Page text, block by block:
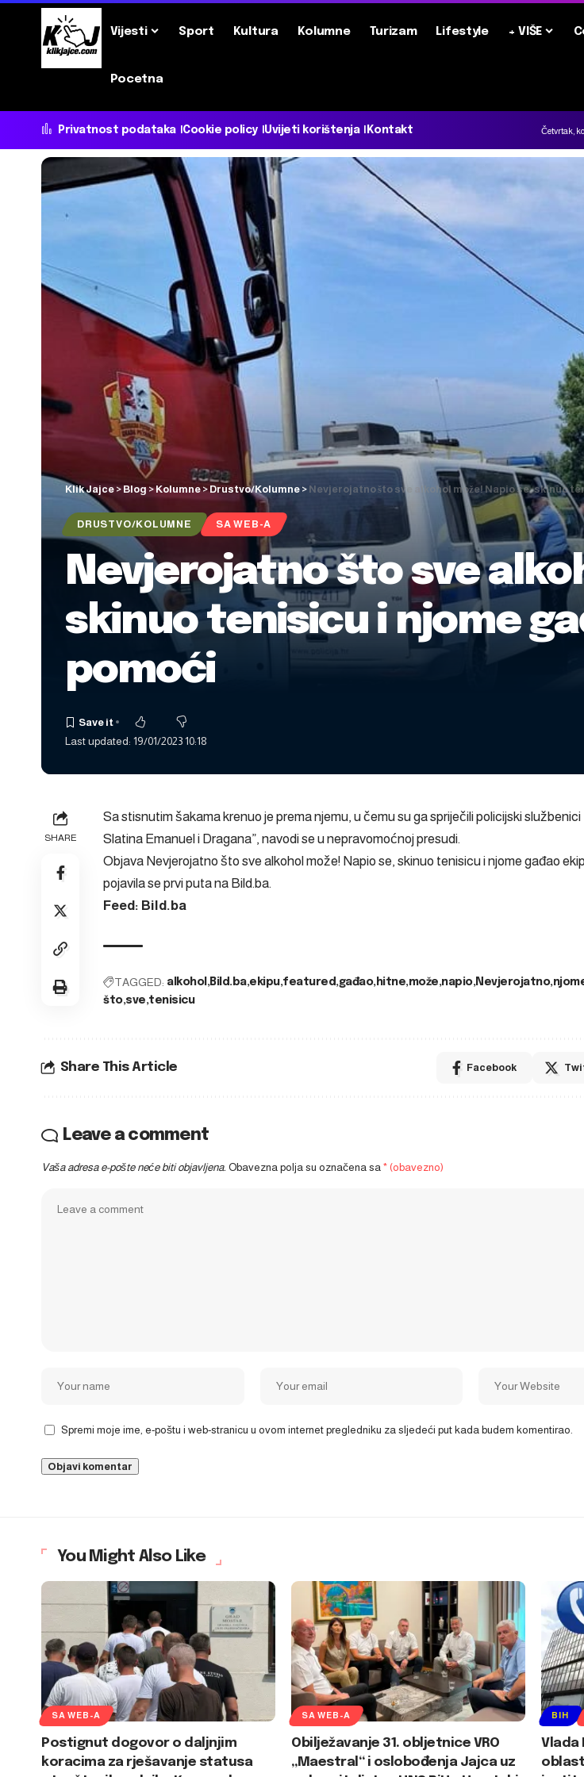
Vijesti Sport Kultura Kolumne Turizam Lifestyle + VIŠE
Pocetna
Privatnost podataka Cookie policy Uvijeti korištenja Kontakt Četvrtak,
Klik Jajce > Blog>Kolumne>Drustvo/Kolumne > Nevjerojatno što sve alkohol može! Napio se, skinuo
DRUSTVO/KOLUMNE SA WEB-A
Nevjerojatno što sve
skinuo tenisicu i njome
pomoći
Last updated: 19/01/2023 10:18
SHARE
Sa stisnutim šakama krenuo je prema njemu, u čemu su ga spriječili policijski
Slatina Emanuel i Dragana”, navodi se u nepravomoćnoj presudi.
Objava Nevjerojatno što sve alkohol može! Napio se, skinuo tenisicu i njome gađao
pojavila se prvi puta na Bild.ba.
Feed: Bild.ba
TAGGED: alkohol Bild.ba ekipu featured gađao hitne može napio Nevjerojatno
što sve tenisicu
Share This Article Facebook
Leave a comment
Vaša adresa e-pošte neće biti objavljena. Obavezna polja su označena sa * (obavezno)
Spremi moje ime, e-poštu i web-stranicu u ovom internet pregledniku za sljedeći put kada budem komentirao.
You Might Also Like
SA WEB-A
Postignut dogovor o daljnjim
koracima za rješavanje statusa
SA WEB-A
Obilježavanje 31. obljetnice VRO
„Maestral“ i oslobođenja Jajca uz
BIH
Vlada